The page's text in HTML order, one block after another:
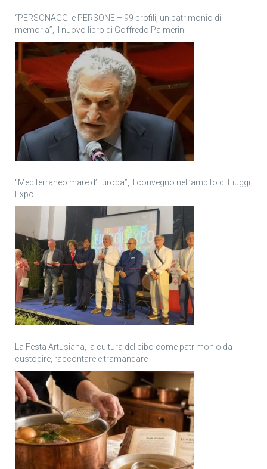
“PERSONAGGI e PERSONE – 99 profili, un patrimonio di
memoria”, il nuovo libro di Goffredo Palmerini
“Mediterraneo mare d’Europa”, il convegno nell’ambito di Fiuggi
Expo
La Festa Artusiana, la cultura del cibo come patrimonio da
custodire, raccontare e tramandare